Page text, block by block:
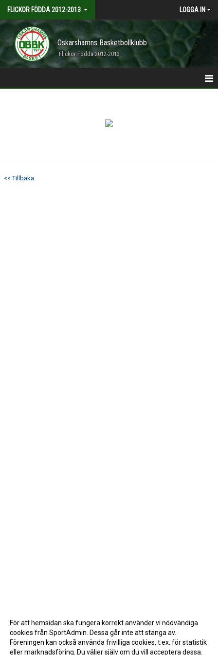
FLICKOR FÖDDA 2012-2013 LOGGA IN
Oskarshamns Basketbollklubb
Flickor Födda 2012-2013
<< Tillbaka
För att hemsidan ska fungera korrekt använder vi nödvändiga
cookies från SportAdmin. Dessa går inte att stänga av.
Föreningen kan också använda frivilliga cookies, t.ex. för statistik
eller marknadsföring. Du väljer själv om du vill acceptera dessa.